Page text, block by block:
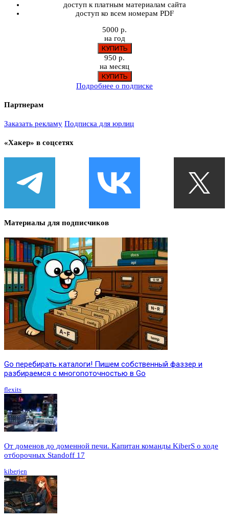
доступ к платным материалам сайта
доступ ко всем номерам PDF
5000 р.
на год
950 р.
на месяц
Подробнее о подписке
Партнерам
Заказать рекламу Подписка для юрлиц
«Хакер» в соцсетях
Материалы для подписчиков
Go перебирать каталоги! Пишем собственный фаззер и
разбираемся с многопоточностью в Go
flexits
От доменов до доменной печи. Капитан команды KiberS о ходе
отборочных Standoff 17
kiberjen